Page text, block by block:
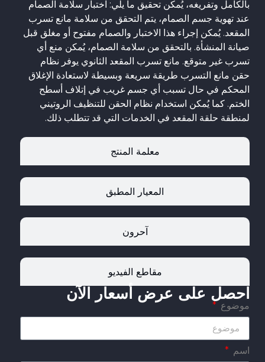
معلمة المنتج
المعيار المطبق
آحرون
مقاطع الفيديو
بالكامل وتفريغه، يُمكن تحقيق ما يلي: اختبار سلامة الصمام
عند تهوية جسم الصمام، يتم التحقق من سلامة مانع تسرب
المقعد. يُمكن إجراء هذا الاختبار والصمام مفتوح أو مغلق قبل
صيانة المنشأة. بالتحقق من سلامة الصمام، يُمكن منع أي
تسرب غير متوقع. مانع تسرب المقعد الثانوي يوفر نظام
حقن مانع التسرب طريقة سريعة وبسيطة لاستعادة الإغلاق
المحكم في حال تسبب أي جسم غريب في إتلاف أسطح
الختم. كما يُمكن استخدام نظام الحقن للتنظيف الروتيني
لمنطقة حلقة المقعد في الخدمات التي قد تتطلب ذلك.
احصل على عرض أسعار الآن
موضوع
اسم